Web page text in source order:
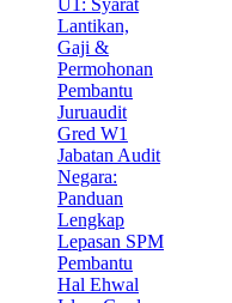
U1: Syarat
Lantikan,
Gaji &
Permohonan
Pembantu
Juruaudit
Gred W1
Jabatan Audit
Negara:
Panduan
Lengkap
Lepasan SPM
Pembantu
Hal Ehwal